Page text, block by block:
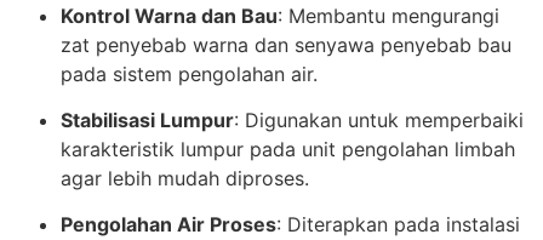
Kontrol Warna dan Bau: Membantu mengurangi
zat penyebab warna dan senyawa penyebab bau
pada sistem pengolahan air.
Stabilisasi Lumpur: Digunakan untuk memperbaiki
karakteristik lumpur pada unit pengolahan limbah
agar lebih mudah diproses.
Pengolahan Air Proses: Diterapkan pada instalasi